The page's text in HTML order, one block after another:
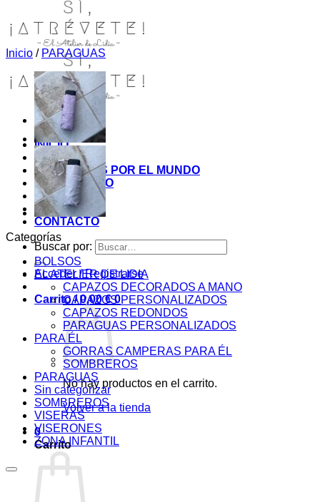
INICIO
TIENDA
MIS COSITAS POR EL MUNDO
EL COMIENZO
BLOG
PAGOS
CONTACTO
Buscar por:
Acceder / Registrarse
Carrito /0,00€ 0
No hay productos en el carrito.
Volver a la tienda
0
Carrito
Inicio / PARAGUAS
Categorías
BOLSOS
EL ATELIER DE LIDIA
CAPAZOS DECORADOS A MANO
CAPAZOS PERSONALIZADOS
CAPAZOS REDONDOS
PARAGUAS PERSONALIZADOS
PARA ÉL
GORRAS CAMPERAS PARA ÉL
SOMBREROS
PARAGUAS
Sin categorizar
SOMBREROS
VISERAS
VISERONES
ZONA INFANTIL